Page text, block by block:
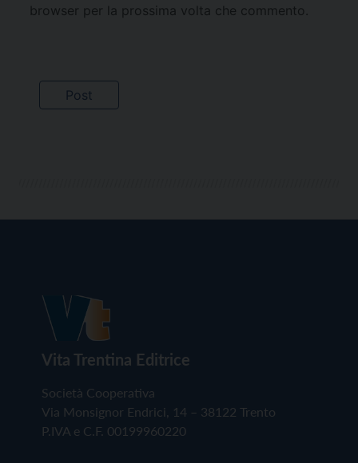
browser per la prossima volta che commento.
Vita Trentina Editrice
Società Cooperativa
Via Monsignor Endrici, 14 – 38122 Trento
P.IVA e C.F. 00199960220